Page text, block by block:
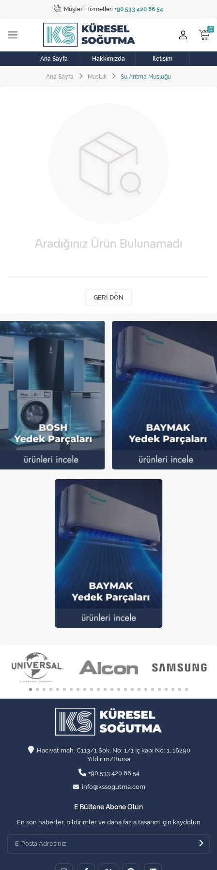
Müşteri Hizmetleri +90 533 420 86 54
Tüm Kategoriler
Bulaşık Makinesi
Buzdolabı
Çamaşır Kurutma Makinesi
Elektrikli Aksamlar
Elektrikli Süpürge
Fan
Klima
Musluk
Soğutma Sistemleri
Şofben ve Termosifon
Ana Sayfa Hakkımızda İletişim
Ana Sayfa Musluk Su Arıtma Musluğu
GERI DÖN
Hacıvat mah. C113/1 Sok. No: 1/1 İç kapı No: 1, 16290
Yıldırım/Bursa
+90 533 420 86 54
info@kssogutma.com
E Bültene Abone Olun
En son haberler, bildirimler ve daha fazla tasarım için kaydolun